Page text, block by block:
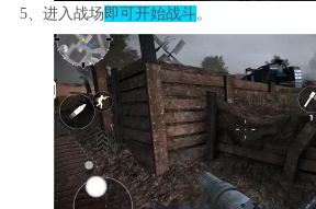
5、进入战场即可开始战斗。